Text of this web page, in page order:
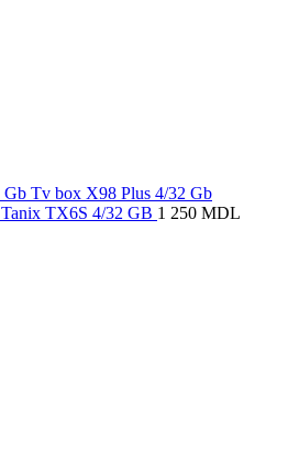
Tv box X98 Plus 4/32 Gb
Tanix TX6S 4/32 GB 1 250 MDL